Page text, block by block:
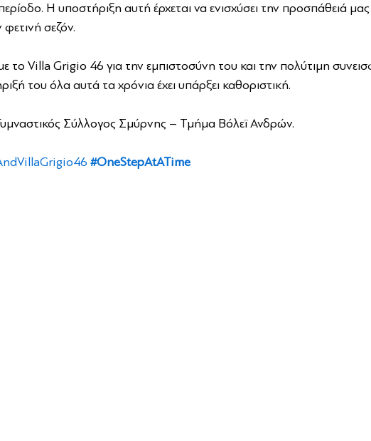
Η υποστήριξη αυτή έρχεται να ενισχύσει την προσπάθειά μας
φετινή σεζόν.
το Villa Grigio 46 για την εμπιστοσύνη του και την πολύτιμη
του όλα αυτά τα χρόνια έχει υπάρξει καθοριστική.
Σύλλογος Σμύρνης – Τμήμα Βόλεϊ Ανδρών.
#OneStepAtATime